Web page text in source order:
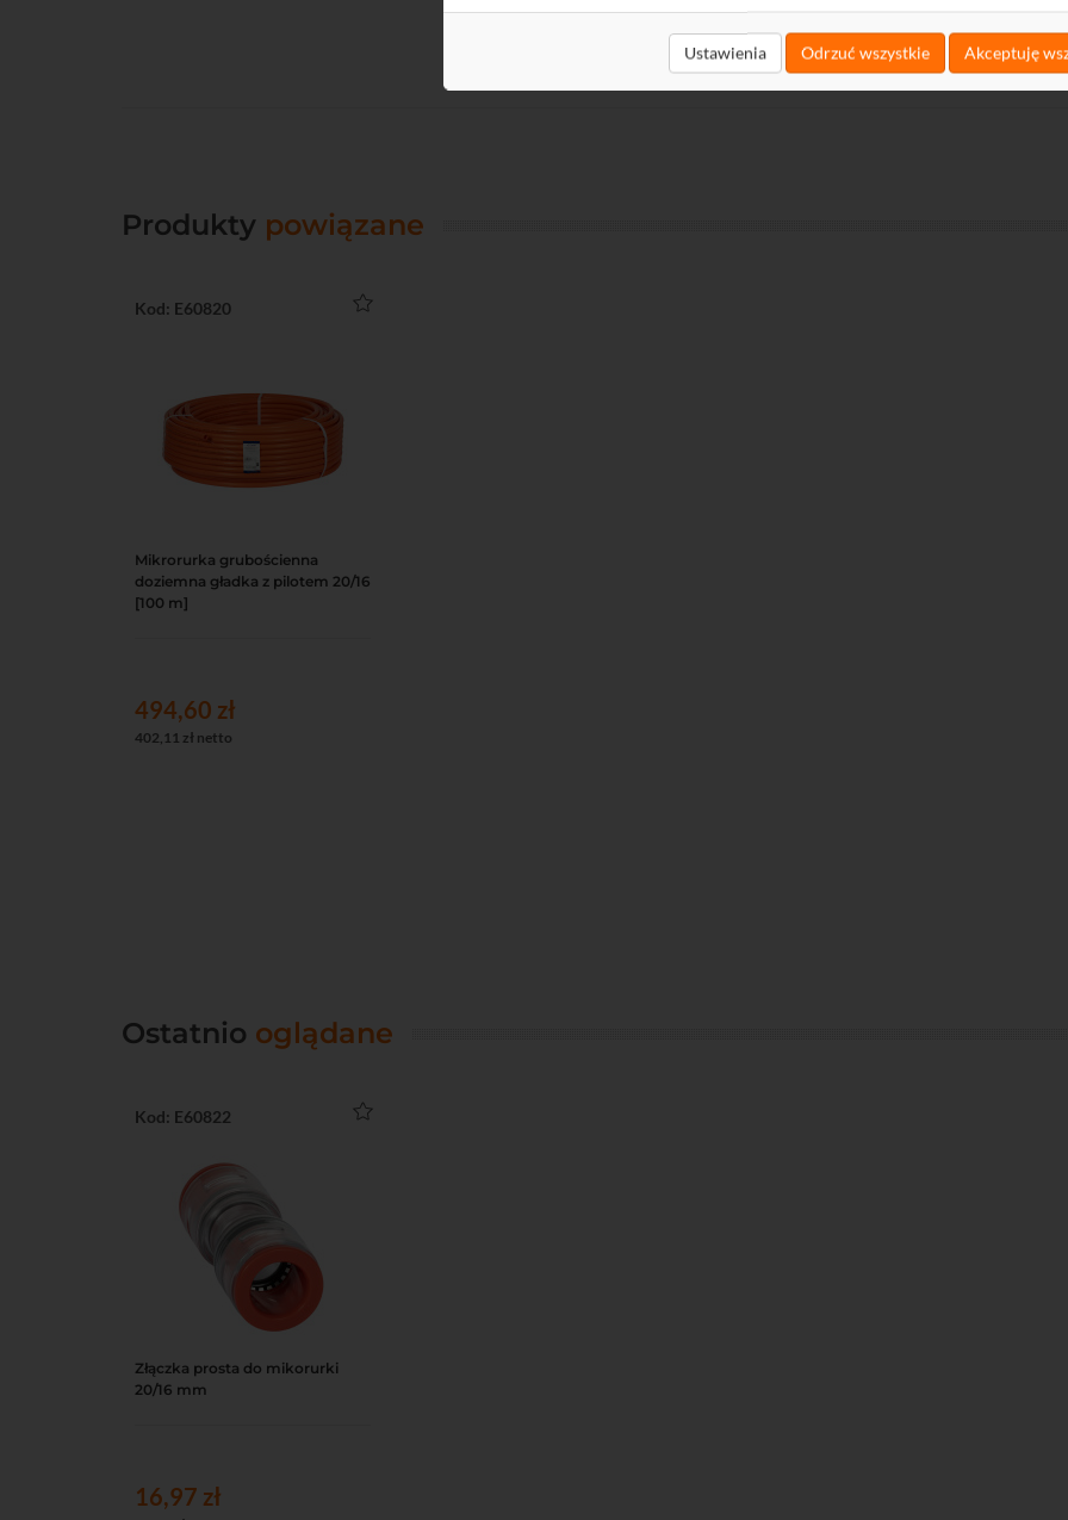
Ustawienia Odrzuć wszystkie Akceptuję
Produkty powiązane
Kod: E60820
Do koszyka Podgląd
Mikrorurka grubościenna
doziemna gładka z pilotem 20/16
[100 m]
494,60 zł
402,11 zł netto
Ostatnio oglądane
Kod: E60822
Do koszyka
Złączka prosta do mikorurki
20/16 mm
16,97 zł